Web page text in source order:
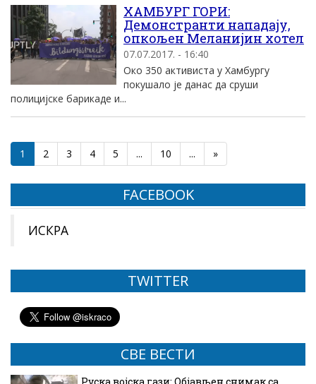
ХАМБУРГ ГОРИ:
Демонстранти нападају,
опкољен Меланијин хотел
07.07.2017. - 16:40
Око 350 активиста у Хамбургу
покушало је данас да сруши
полицијске барикаде и...
1 2 3 4 5 ... 10 ... »
FACEBOOK
ИСКРА
TWITTER
СВЕ ВЕСТИ